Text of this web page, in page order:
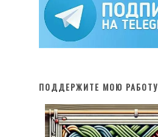
ПОДДЕРЖИТЕ МОЮ РАБОТУ